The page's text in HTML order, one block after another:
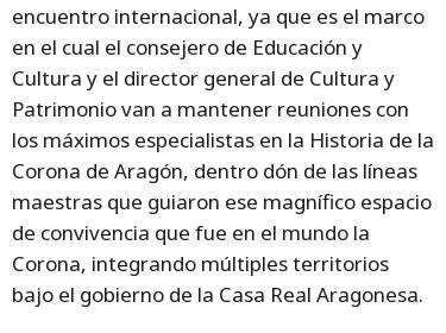
encuentro internacional, ya que es el marco
en el cual el consejero de Educación y
Cultura y el director general de Cultura y
Patrimonio van a mantener reuniones con
los máximos especialistas en la Historia de la
Corona de Aragón, dentro dón de las líneas
maestras que guiaron ese magnífico espacio
de convivencia que fue en el mundo la
Corona, integrando múltiples territorios
bajo el gobierno de la Casa Real Aragonesa.